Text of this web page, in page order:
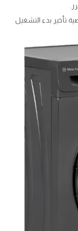
تأخير بدء التشغيل